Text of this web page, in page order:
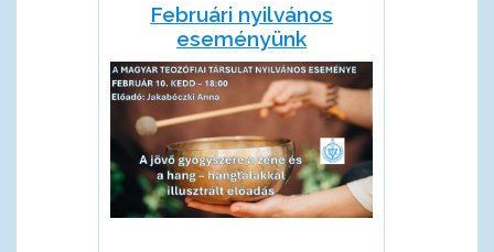
Februári nyilvános
eseményünk